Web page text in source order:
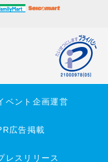
ベント企画運営
広告掲載
レスリリース